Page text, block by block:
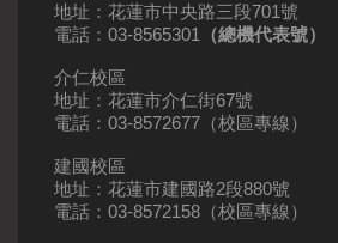
地址：花蓮市中央路三段701號
電話：03-8565301
（總機代表號）
介仁校區
地址：花蓮市介仁街67號
電話：03-8572677（校區專線）
建國校區
地址：花蓮市建國路2段880號
電話：03-8572158（校區專線）